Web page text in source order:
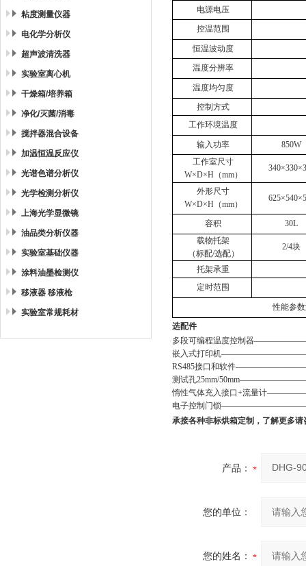
粘度测量仪器
电化学分析仪
超声波清洗器
实验室离心机
干燥箱/培养箱
净化/灭菌/消毒
搅拌器混合设备
加温恒温反应仪
光谱色谱分析仪
光学检测分析仪
上海光学显微镜
油品类分析仪器
实验室基础仪器
涂料油墨检测仪
移液器 移液枪
实验室常规耗材
电源电压
控温范围
恒温波动度
温度分辨率
温度均匀度
控制方式
工作环境温度
输入功率
850W
工作室尺寸
W×D×H（mm）
外形尺寸
W×D×H（mm）
容积
30L
载物托架
（标配/选配）
2/4块
托架承重
定时范围
性能参
选配件
多段可编程温度控制器
嵌入式打印机
RS485接口和软件
测试孔25mm/
惰性气体充入接口+流量计
电子控制门锁
承接各种非标烘箱定制，了解更多请
产品：
您的单位：
您的姓名：